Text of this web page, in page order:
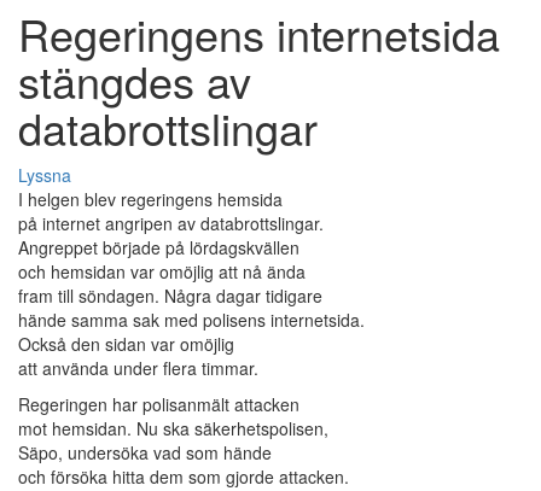
Regeringens internetsida
stängdes av
databrottslingar
Lyssna
I helgen blev regeringens hemsida
på internet angripen av databrottslingar.
Angreppet började på lördagskvällen
och hemsidan var omöjlig att nå ända
fram till söndagen. Några dagar tidigare
hände samma sak med polisens internetsida.
Också den sidan var omöjlig
att använda under flera timmar.
Regeringen har polisanmält attacken
mot hemsidan. Nu ska säkerhetspolisen,
Säpo, undersöka vad som hände
och försöka hitta dem som gjorde attacken.